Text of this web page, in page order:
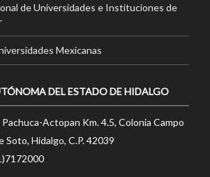
de Universidades e Instituciones de
Mexicanas
DEL ESTADO DE HIDALGO
Actopan Km. 4.5, Colonia Campo
Soto, Hidalgo, C.P. 42039